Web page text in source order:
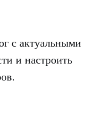
с актуальными
и настроить